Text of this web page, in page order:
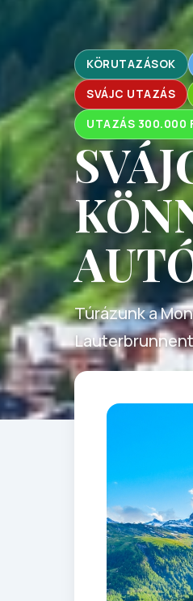
KÖRUTAZÁSOK
SVÁJC UTAZÁS
UTAZÁS 300.000
Túrázunk a